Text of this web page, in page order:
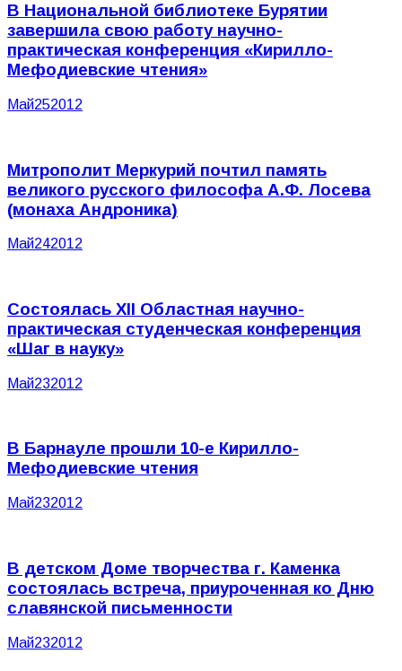
В Национальной библиотеке Бурятии
завершила свою работу научно-
практическая конференция «Кирилло-
Мефодиевские чтения»
Май252012
Митрополит Меркурий почтил память
великого русского философа А.Ф. Лосева
(монаха Андроника)
Май242012
Состоялась XII Областная научно-
практическая студенческая конференция
«Шаг в науку»
Май232012
В Барнауле прошли 10-е Кирилло-
Мефодиевские чтения
Май232012
В детском Доме творчества г. Каменка
состоялась встреча, приуроченная ко Дню
славянской письменности
Май232012